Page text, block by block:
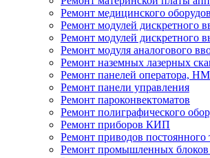
Ремонт медицинского
Ремонт модулей дискретного
Ремонт модулей дискретного
Ремонт модуля аналогового
Ремонт наземных лазерных
Ремонт панелей оператора,
Ремонт панели управления
Ремонт пароконвектоматов
Ремонт полиграфического
Ремонт приборов КИП
Ремонт приводов постоянного
Ремонт промышленных блоков